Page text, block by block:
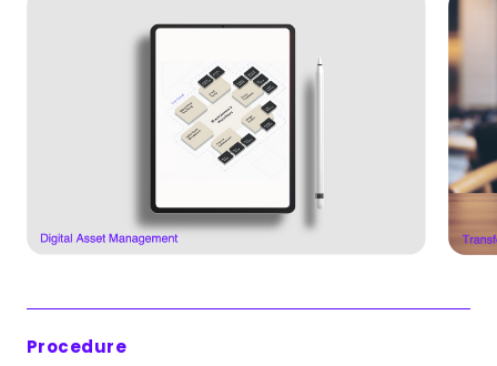
Procedure